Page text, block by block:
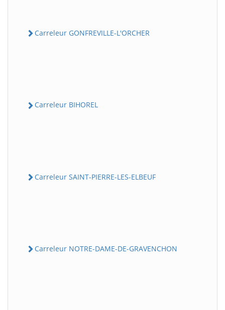
Carreleur GONFREVILLE-L'ORCHER
Carreleur BIHOREL
Carreleur SAINT-PIERRE-LES-ELBEUF
Carreleur NOTRE-DAME-DE-GRAVENCHON